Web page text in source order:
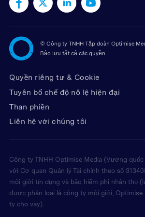
© Công ty TNHH Tập đoàn Optimise
Bảo lưu tất cả các quyền
Quyền riêng tư & Cookie
Tuyên bố chế độ nô lệ hiện đại
Than phiền
Liên hệ với chúng tôi
Công ty TNHH Optimise Media (Vương
với Cơ quan Quản lý Tài chính theo số
môi giới tín dụng và bảo hiểm phi nhân thọ
được phân loại là công ty môi giới, Optimise
ty cho vay).